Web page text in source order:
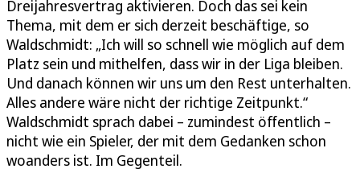
Dreijahresvertrag aktivieren. Doch das sei kein
Thema, mit dem er sich derzeit beschäftige, so
Waldschmidt: „Ich will so schnell wie möglich auf dem
Platz sein und mithelfen, dass wir in der Liga bleiben.
Und danach können wir uns um den Rest unterhalten.
Alles andere wäre nicht der richtige Zeitpunkt.“
Waldschmidt sprach dabei – zumindest öffentlich –
nicht wie ein Spieler, der mit dem Gedanken schon
woanders ist. Im Gegenteil.